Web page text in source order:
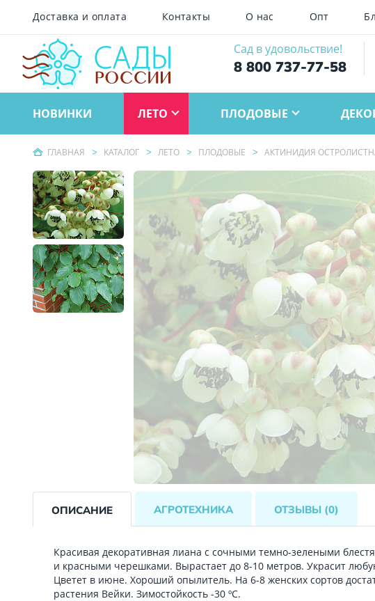
Доставка и оплата Контакты О нас Опт
Сад в удовольствие!
8 800 737-77-58
НОВИНКИ ЛЕТО ПЛОДОВЫЕ
ГЛАВНАЯ КАТАЛОГ ЛЕТО ПЛОДОВЫЕ АКТИНИДИЯ
ОПИСАНИЕ АГРОТЕХНИКА ОТЗЫВЫ (0)
Красивая декоративная лиана с сочными темно-зелеными
и красными черешками. Вырастает до 8-10 метров. Украсит
Цветет в июне. Хороший опылитель. На 6-8 женских сортов
растения Вейки. Зимостойкость -30 ºС.